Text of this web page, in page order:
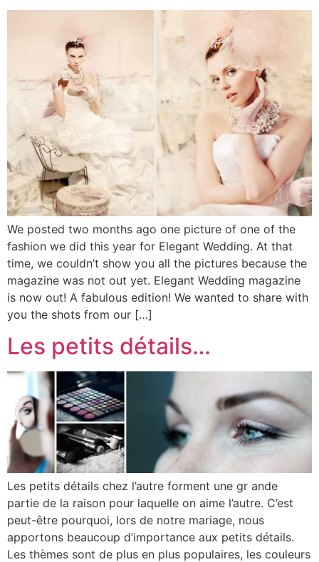
We posted two months ago one picture of one of the
fashion we did this year for Elegant Wedding. At that
time, we couldn’t show you all the pictures because the
magazine was not out yet. Elegant Wedding magazine
is now out! A fabulous edition! We wanted to share with
you the shots from our […]
Les petits détails…
Les petits détails chez l’autre forment une gr ande
partie de la raison pour laquelle on aime l’autre. C’est
peut-être pourquoi, lors de notre mariage, nous
apportons beaucoup d’importance aux petits détails.
Les thèmes sont de plus en plus populaires, les couleurs